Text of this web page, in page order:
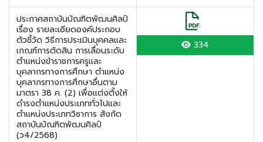
ประกาศสถาบันบัณฑิตพัฒนศิลป์
เรื่อง รายละเอียดองค์ประกอบ
ตัวชี้วัด วิธีการประเมินบุคคลและ
เกณฑ์การตัดสิน การเลื่อนระดับ
ตำแหน่งข้าราชการครูและ
บุคลากรทางการศึกษา ตำแหน่ง
บุคลากรทางการศึกษาอื่นตาม
มาตรา 38 ค. (2) เพื่อแต่งตั้งให้
ดำรงตำแหน่งประเภททั่วไปและ
ตำแหน่งประเภทวิชาการ สังกัด
สถาบันบัณฑิตพัฒนศิลป์
(ว4/2568)
334